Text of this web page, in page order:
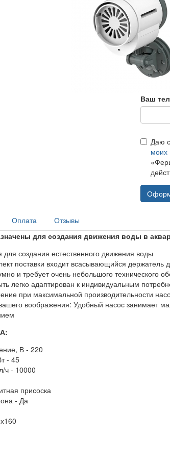
Ваш
Даю
моих
Оплата
Отзывы
для создания движения воды в
для создания естественного движения воды
поставки входит всасывающийся держатель
и требует очень небольшого технического
легко адаптирован к индивидуальным
при максимальной производительности
воображения: Удобный насос занимает
В - 220
- 45
ч - 10000
присоска
- Да